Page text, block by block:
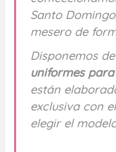
Santo
mesero de
Disponemos
uniformes
están
exclusiva con
elegir el